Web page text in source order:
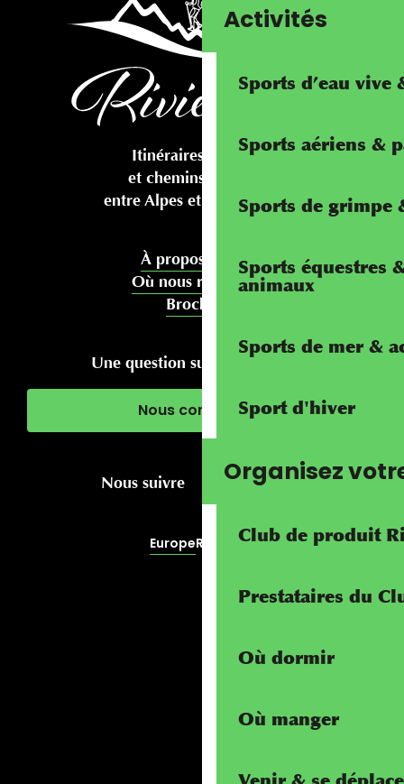
Activités
Sports d’eau vive
Sports aériens &
Sports de grimpe
Sports équestres
animaux
Sports de mer &
Sport d'hiver
Organisez
Club de produit
Prestataires du
Où dormir
Où manger
Itinéraires cyclables
et chemins pédestres
entre Alpes et Méditerranée
À propos de nous
Où nous rencontrer
Brochures
Une question sur votre séjour ?
Nous contacter
Nous suivre
EuropeRivierALP